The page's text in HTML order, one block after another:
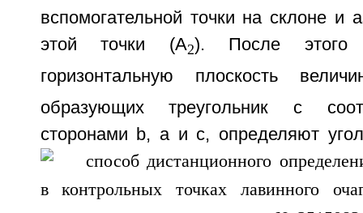
вспомогательной точки на склоне и
этой точки (А2). После этого
горизонтальную плоскость
образующих треугольник с
сторонами b, а и с, определяют